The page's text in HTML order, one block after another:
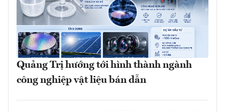
Quảng Trị hướng tới hình thành ngành
công nghiệp vật liệu bán dẫn